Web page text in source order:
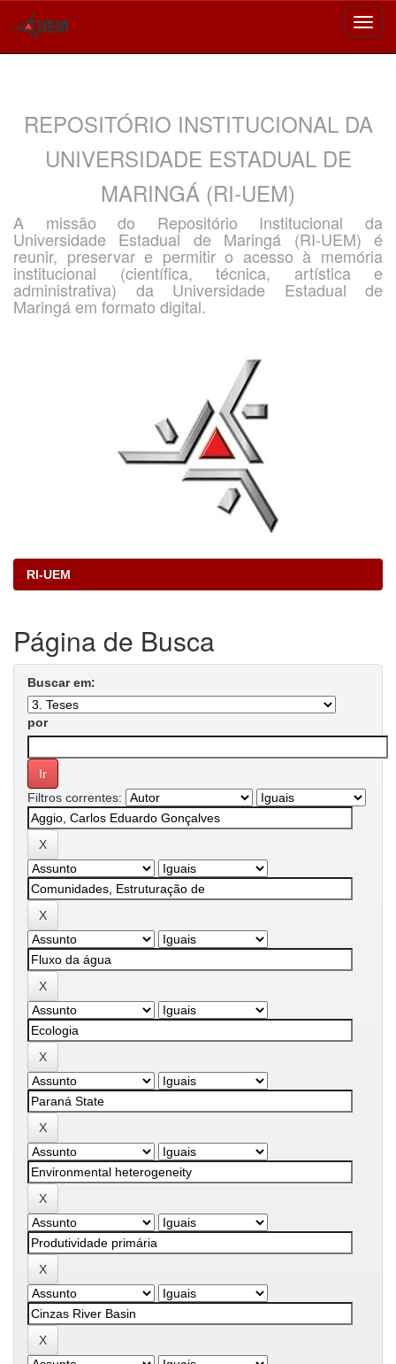
REPOSITÓRIO INSTITUCIONAL DA
UNIVERSIDADE ESTADUAL DE
MARINGÁ (RI-UEM)
A missão do Repositório Institucional da
Universidade Estadual de Maringá (RI-UEM) é
reunir, preservar e permitir o acesso à memória
institucional (científica, técnica, artística e
administrativa) da Universidade Estadual de
Maringá em formato digital.
RI-UEM
Página de Busca
Buscar em:
por
Filtros correntes: